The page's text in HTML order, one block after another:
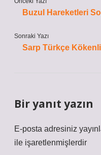
Buzul Hareketleri
Sonraki Yazı
Sarp Türkçe
Bir yanıt yazın
E-posta adresiniz
ile işaretlenmişlerdir